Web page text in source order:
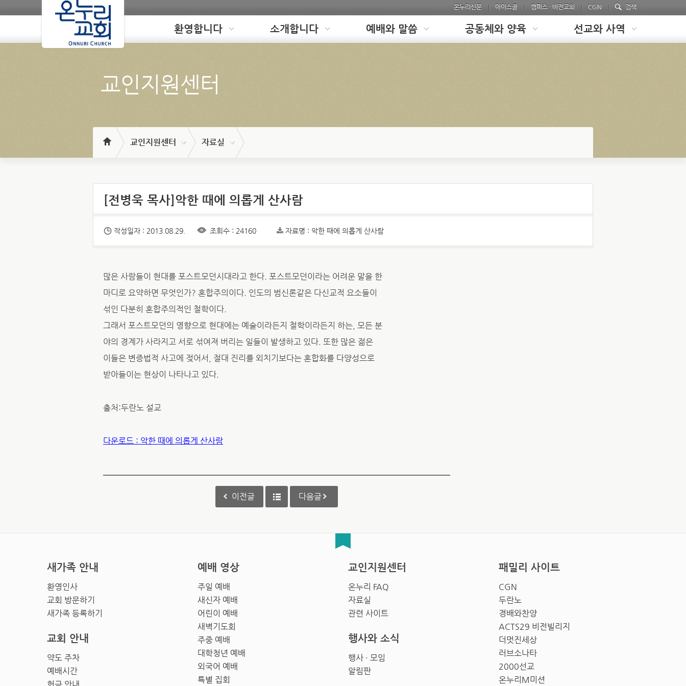
온누리신문 아이스쿨 캠퍼스 · 비전교회 CGN 검색
Loading 환영합니다 소개합니다 예배와 말씀 공동체와 양육 선교와 사역
교인지원센터
교인지원센터 자료실
[전병욱 목사]악한 때에 의롭게 산사람
작성일자 : 2013.08.29. 조회수 : 24160 자료명 : 악한 때에 의롭게 산사람
많은 사람들이 현대를 포스트모던시대라고 한다. 포스트모던이라는 어려운 말을 한
마디로 요약하면 무엇인가? 혼합주의이다. 인도의 범신론같은 다신교적 요소들이
섞인 다분히 혼합주의적인 철학이다.
그래서 포스트모던의 영향으로 현대에는 예술이라든지 철학이라든지 하는, 모든 분
야의 경계가 사라지고 서로 섞여져 버리는 일들이 발생하고 있다. 또한 많은 젊은
이들은 변증법적 사고에 젖어서, 절대 진리를 외치기보다는 혼합화를 다양성으로
받아들이는 현상이 나타나고 있다.
출처:두란노 설교
다운로드 : 악한 때에 의롭게 산사람
이전글 다음글
새가족 안내
환영인사
교회 방문하기
새가족 등록하기
예배 영상
주일 예배
새신자 예배
어린이 예배
새벽기도회
주중 예배
대학청년 예배
외국어 예배
특별 집회
교인지원센터
온누리 FAQ
자료실
관련 사이트
패밀리 사이트
CGN
두란노
경배와찬양
ACTS29 비전빌리지
더멋진세상
러브소나타
2000선교
온누리M미션
교회 안내
약도 주차
예배시간
행사와 소식
행사 · 모임
알림판